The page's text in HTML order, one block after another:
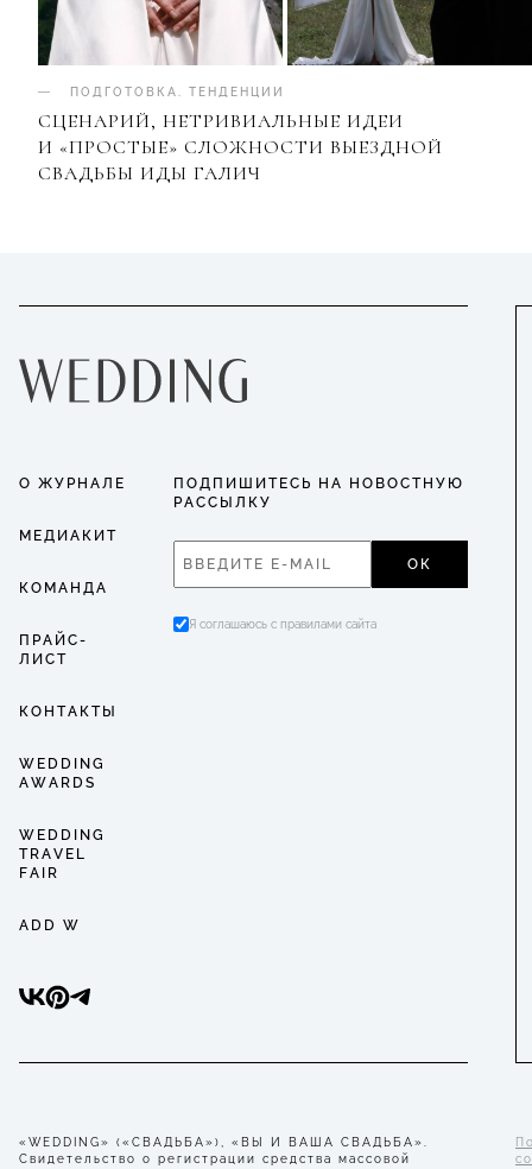
ПОДГОТОВКА ТЕНДЕНЦИИ
СЦЕНАРИЙ, НЕТРИВИАЛЬНЫЕ ИДЕИ
И «ПРОСТЫЕ» СЛОЖНОСТИ ВЫЕЗДНОЙ
СВАДЬБЫ ИДЫ ГАЛИЧ
О ЖУРНАЛЕ
МЕДИАКИТ
КОМАНДА
ПРАЙС-
ЛИСТ
КОНТАКТЫ
WEDDING
AWARDS
WEDDING
TRAVEL
FAIR
ADD W
ПОДПИШИТЕСЬ НА НОВОСТНУЮ
РАССЫЛКУ
ОК
Я соглашаюсь с правилами сайта
«WEDDING» («СВАДЬБА»), «ВЫ И ВАША СВАДЬБА».
Свидетельство о регистрации средства массовой